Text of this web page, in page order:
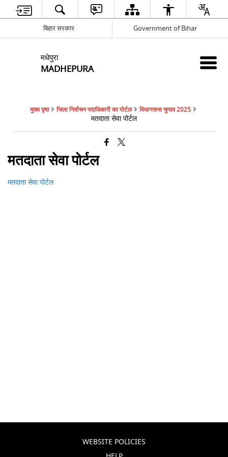
बिहार सरकार Government of Bihar
मधेपुरा
MADHEPURA
मुख्य पृष्ठ जिला निर्वाचन पदाधिकारी का पोर्टल विधानसभा चुनाव 2025
मतदाता सेवा पोर्टल
मतदाता सेवा पोर्टल
मतदाता सेवा पोर्टल
WEBSITE POLICIES